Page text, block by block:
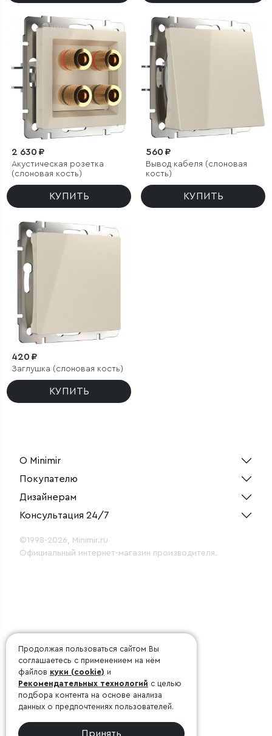
2 630 ₽
Акустическая розетка
(слоновая кость)
КУПИТЬ
560 ₽
Вывод кабеля (слоновая
кость)
КУПИТЬ
420 ₽
Заглушка (слоновая кость)
КУПИТЬ
О Minimir
Покупателю
Дизайнерам
Консультация 24/7
©1998-2026, Minimir.ru
Официальный интернет-магазин производителя.
Продолжая пользоваться сайтом Вы
соглашаетесь с применением на нём
файлов куки (cookie) и
Рекомендательных технологий с целью
подбора контента на основе анализа
данных о предпочтениях пользователей.
Принять